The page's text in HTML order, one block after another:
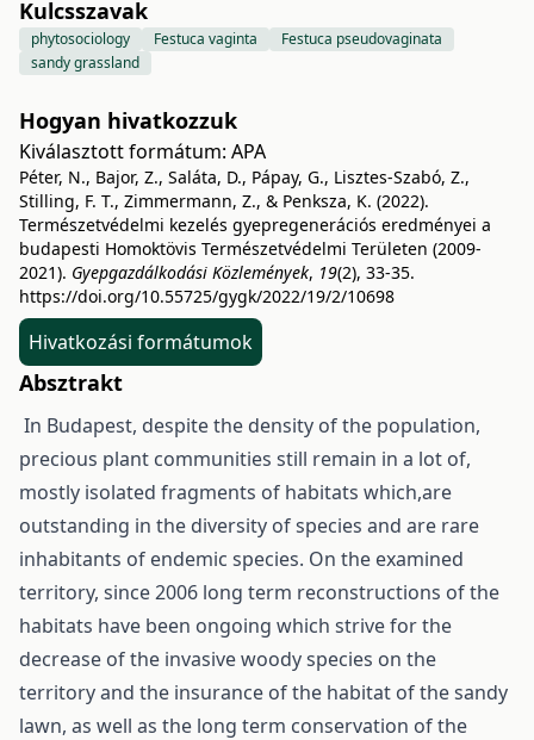
Kulcsszavak
phytosociology Festuca vaginta
Festuca pseudovaginata
sandy grassland
Hogyan hivatkozzuk
Kiválasztott formátum: APA
Péter, N., Bajor, Z., Saláta, D., Pápay, G., Lisztes-Szabó, Z.,
Stilling, F. T., Zimmermann, Z., & Penksza, K. (2022).
Természetvédelmi kezelés gyepregenerációs eredményei a
budapesti Homoktövis Természetvédelmi Területen (2009-
2021). Gyepgazdálkodási Közlemények, 19(2), 33-35.
https://doi.org/10.55725/gygk/2022/19/2/10698
Hivatkozási formátumok
Absztrakt
In Budapest, despite the density of the population,
precious plant communities still remain in a lot of,
mostly isolated fragments of habitats which,are
outstanding in the diversity of species and are rare
inhabitants of endemic species. On the examined
territory, since 2006 long term reconstructions of the
habitats have been ongoing which strive for the
decrease of the invasive woody species on the
territory and the insurance of the habitat of the sandy
lawn, as well as the long term conservation of the